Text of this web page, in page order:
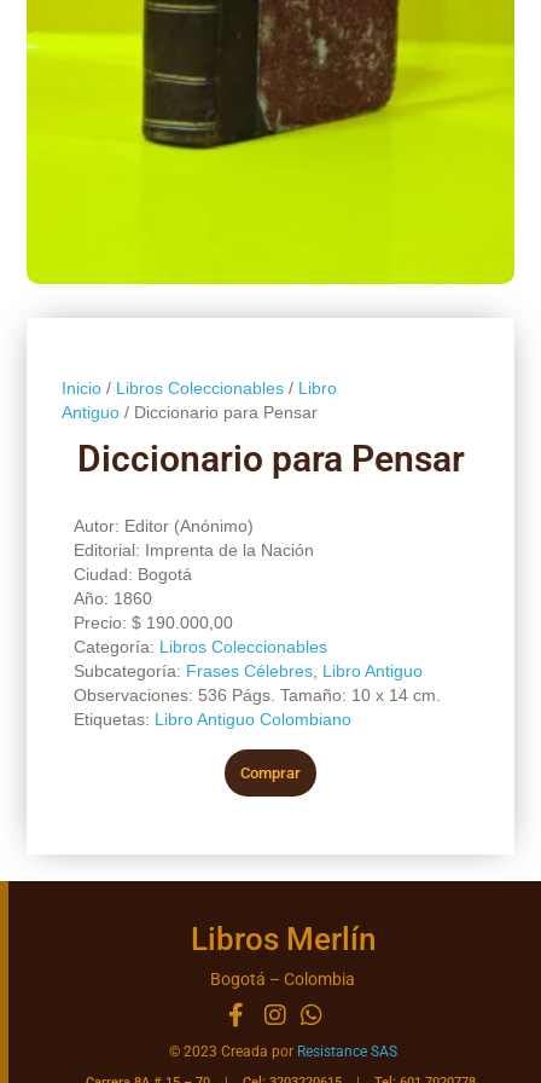
Inicio/ Libros Coleccionables/ Libro
Antiguo/ Diccionario para Pensar
Diccionario para Pensar
Autor: Editor (Anónimo)
Editorial: Imprenta de la Nación
Ciudad: Bogotá
Año: 1860
Precio: $190.000,00
Categoría: Libros Coleccionables
Subcategoría: Frases Célebres, Libro Antiguo
Observaciones: 536 Págs. Tamaño: 10 x 14 cm.
Etiquetas: Libro Antiguo Colombiano
Comprar
Libros Merlín
Bogotá – Colombia
© 2023 Creada por Resistance SAS